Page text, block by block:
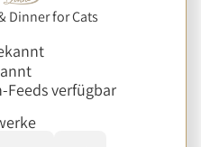
Dinner for Cats
verfügbar